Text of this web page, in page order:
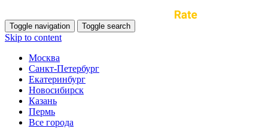
Toggle navigation Toggle search
Skip to content
Москва
Санкт-Петербург
Екатеринбург
Новосибирск
Казань
Пермь
Все города